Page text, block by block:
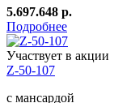
5.697.648 р.
Подробнее
Участвует в акции
Z-50-107
с мансардой